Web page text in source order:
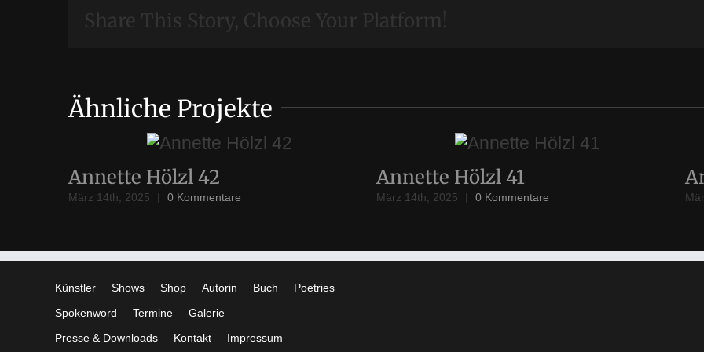
Share This Story, Choose Your Platform!
Ähnliche Projekte
Annette Hölzl 42
März 14th, 2025 | 0 Kommentare
Annette Hölzl 41
März 14th, 2025 | 0 Kommentare
Künstler Shows Shop Autorin Buch
Poetries
Spokenword
Termine
Galerie
Presse & Downloads
Kontakt Impressum